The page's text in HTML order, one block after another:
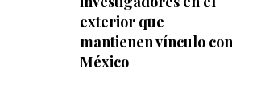
exterior que
mantienen vínculo con
México